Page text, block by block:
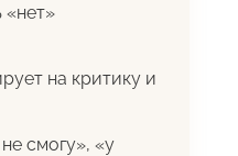
«нет»
на критику и
смогу», «у